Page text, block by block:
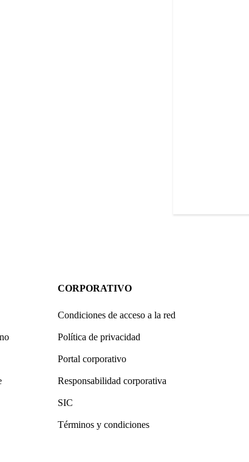
CORPORATIVO
Condiciones de acceso a la red
Política de privacidad
Portal corporativo
Responsabilidad corporativa
SIC
Términos y condiciones